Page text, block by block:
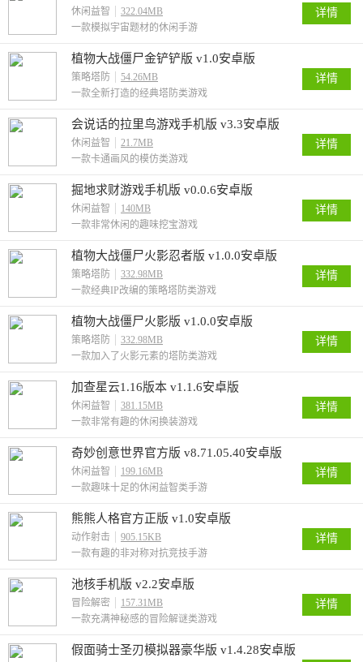
休闲益智
322.04MB
一款模拟宇宙题材的休闲手游
详情
植物大战僵尸金铲铲版 v1.0安卓版
策略塔防
54.26MB
一款全新打造的经典塔防类游戏
详情
会说话的拉里鸟游戏手机版 v3.3安卓版
休闲益智
21.7MB
一款卡通画风的模仿类游戏
详情
掘地求财游戏手机版 v0.0.6安卓版
休闲益智
140MB
一款非常休闲的趣味挖宝游戏
详情
植物大战僵尸火影忍者版 v1.0.0安卓版
策略塔防
332.98MB
一款经典IP改编的策略塔防类游戏
详情
植物大战僵尸火影版 v1.0.0安卓版
策略塔防
332.98MB
一款加入了火影元素的塔防类游戏
详情
加查星云1.16版本 v1.1.6安卓版
休闲益智
381.15MB
一款非常有趣的休闲换装游戏
详情
奇妙创意世界官方版 v8.71.05.40安卓版
休闲益智
199.16MB
一款趣味十足的休闲益智类手游
详情
熊熊人格官方正版 v1.0安卓版
动作射击
905.15KB
一款有趣的非对称对抗竞技手游
详情
池核手机版 v2.2安卓版
冒险解密
157.31MB
一款充满神秘感的冒险解谜类游戏
详情
假面骑士圣刃模拟器豪华版 v1.4.28安卓版